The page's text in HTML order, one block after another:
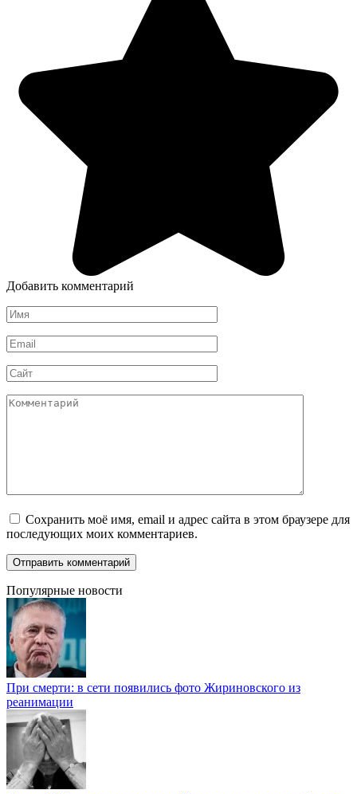
Добавить комментарий
Имя
*
Email
*
Сайт
Комментарий
Сохранить моё имя, email и адрес сайта в этом браузере для
последующих моих комментариев.
Популярные новости
При смерти: в сети появились фото Жириновского из
реанимации